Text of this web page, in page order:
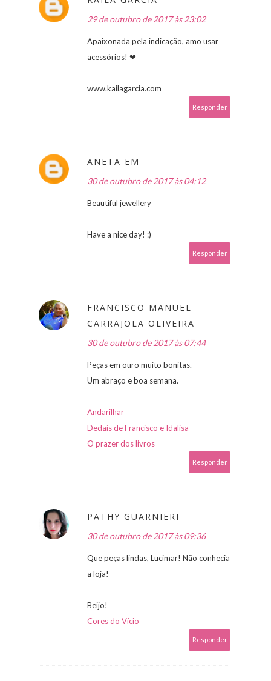
29 de outubro de 2017 às 23:02
Apaixonada pela indicação, amo usar
acessórios! ❤
www.kailagarcia.com
Responder
ANETA EM
30 de outubro de 2017 às 04:12
Beautiful jewellery
Have a nice day! :)
Responder
FRANCISCO MANUEL
CARRAJOLA OLIVEIRA
30 de outubro de 2017 às 07:44
Peças em ouro muito bonitas.
Um abraço e boa semana.
Andarilhar
Dedais de Francisco e Idalisa
O prazer dos livros
Responder
PATHY GUARNIERI
30 de outubro de 2017 às 09:36
Que peças lindas, Lucimar! Não conhecia
a loja!
Beijo!
Cores do Vício
Responder